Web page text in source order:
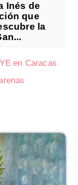
Inés de
que
la
en Caracas